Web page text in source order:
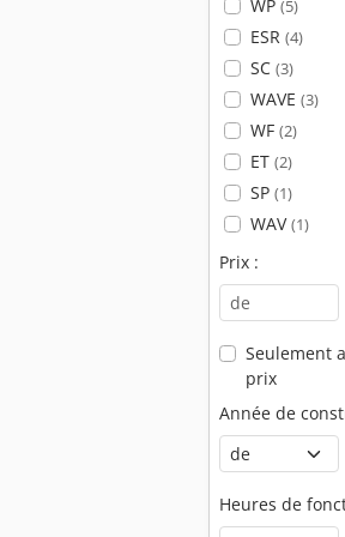
WP (5)
ESR (4)
SC (3)
WAVE (3)
WF (2)
ET (2)
SP (1)
WAV(1)
Prix :
Seulement
prix
Année de
Heures de